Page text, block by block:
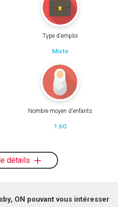
Type d'emploi
Mixte
Nombre moyen d'enfants
1.60
détails
ON pouvant vous intéresser